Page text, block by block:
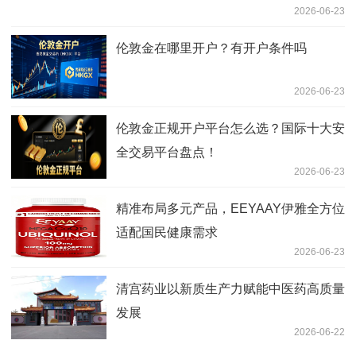
2026-06-23
伦敦金在哪里开户？有开户条件吗
2026-06-23
伦敦金正规开户平台怎么选？国际十大安
全交易平台盘点！
2026-06-23
精准布局多元产品，EEYAAY伊雅全方位
适配国民健康需求
2026-06-23
清宫药业以新质生产力赋能中医药高质量
发展
2026-06-22